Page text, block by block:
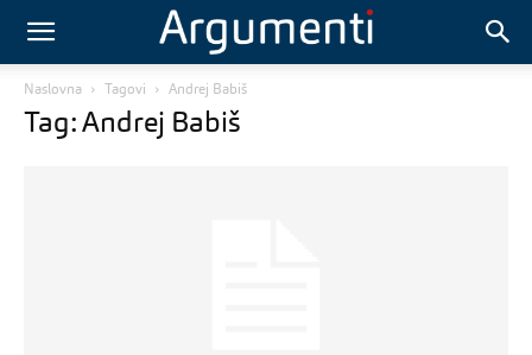
Naslovna Tagovi Andrej Babiš
Tag: Andrej Babiš